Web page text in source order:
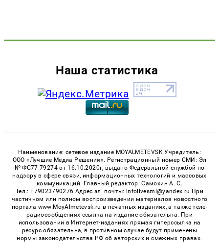
Наша статистика
Наименование: сетевое издание MOYALMETEVSK Учредитель:
ООО «Лучшие Медиа Решения». Регистрационный номер СМИ: Эл
№ ФС77-79274 от 16.10.2020г, выдано Федеральной службой по
надзору в сфере связи, информационных технологий и массовых
коммуникаций. Главный редактор: Самохин А. С.
Тел.: +79023790276 Адрес эл. почты: infolivesmi@yandex.ru При
частичном или полном воспроизведении материалов новостного
портала www.MoyAlmetevsk.ru в печатных изданиях, а также теле-
радиосообщениях ссылка на издание обязательна. При
использовании в Интернет-изданиях прямая гиперссылка на
ресурс обязательна, в противном случае будут применены
нормы законодательства РФ об авторских и смежных правах.